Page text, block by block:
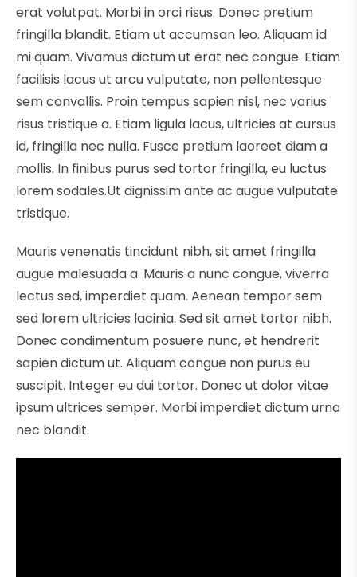
erat volutpat. Morbi in orci risus. Donec pretium
fringilla blandit. Etiam ut accumsan leo. Aliquam id
mi quam. Vivamus dictum ut erat nec congue. Etiam
facilisis lacus ut arcu vulputate, non pellentesque
sem convallis. Proin tempus sapien nisl, nec varius
risus tristique a. Etiam ligula lacus, ultricies at cursus
id, fringilla nec nulla. Fusce pretium laoreet diam a
mollis. In finibus purus sed tortor fringilla, eu luctus
lorem sodales.Ut dignissim ante ac augue vulputate
tristique.
Mauris venenatis tincidunt nibh, sit amet fringilla
augue malesuada a. Mauris a nunc congue, viverra
lectus sed, imperdiet quam. Aenean tempor sem
sed lorem ultricies lacinia. Sed sit amet tortor nibh.
Donec condimentum posuere nunc, et hendrerit
sapien dictum ut. Aliquam congue non purus eu
suscipit. Integer eu dui tortor. Donec ut dolor vitae
ipsum ultrices semper. Morbi imperdiet dictum urna
nec blandit.